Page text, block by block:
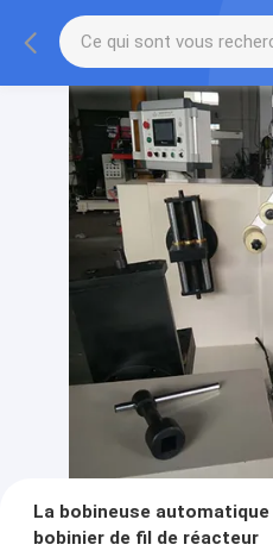
La bobineuse
bobinier de fil de réacteur